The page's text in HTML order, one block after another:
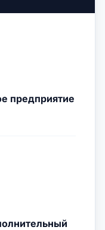
предприятие